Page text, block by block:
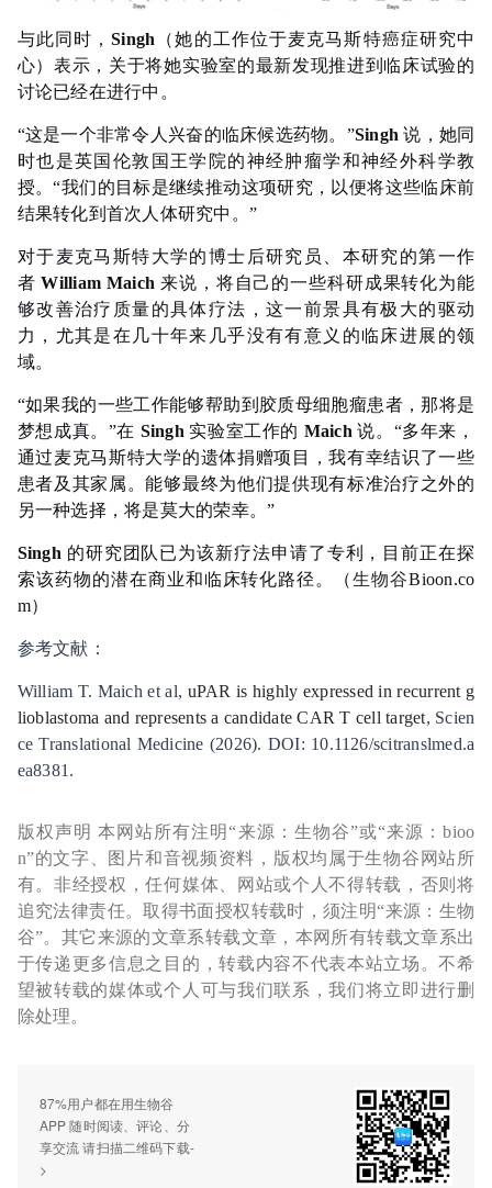
与此同时，Singh （她的工作位于麦克马斯特癌症研究中
心）表示，关于将她实验室的最新发现推进到临床试验的
讨论已经在进行中。
“这是一个非常令人兴奋的临床候选药物。”Singh 说，她同
时也是英国伦敦国王学院的神经肿瘤学和神经外科学教
授。“我们的目标是继续推动这项研究，以便将这些临床前
结果转化到首次人体研究中。”
对于麦克马斯特大学的博士后研究员、本研究的第一作
者William Maich 来说，将自己的一些科研成果转化为能
够改善治疗质量的具体疗法，这一前景具有极大的驱动
力，尤其是在几十年来几乎没有有意义的临床进展的领
域。
“如果我的一些工作能够帮助到胶质母细胞瘤患者，那将是
梦想成真。”在 Singh 实验室工作的 Maich 说。“多年来，
通过麦克马斯特大学的遗体捐赠项目，我有幸结识了一些
患者及其家属。能够最终为他们提供现有标准治疗之外的
另一种选择，将是莫大的荣幸。”
Singh 的研究团队已为该新疗法申请了专利，目前正在探
索该药物的潜在商业和临床转化路径。
（生物谷Bioon.co
m）
参考文献：
William T. Maich et al, uPAR is highly expressed in recurrent g
lioblastoma and represents a candidate CAR T cell target, Scien
ce Translational Medicine (2026). DOI: 10.1126/scitranslmed.a
ea8381.
版权声明 本网站所有注明“来源：生物谷”或“来源：bioo
n”的文字、图片和音视频资料，版权均属于生物谷网站所
有。非经授权，任何媒体、网站或个人不得转载，否则将
追究法律责任。取得书面授权转载时，须注明“来源：生物
谷”。其它来源的文章系转载文章，本网所有转载文章系出
于传递更多信息之目的，转载内容不代表本站立场。不希
望被转载的媒体或个人可与我们联系，我们将立即进行删
除处理。
87%用户都在用生物谷
APP 随时阅读、评论、分
享交流 请扫描二维码下载-
>